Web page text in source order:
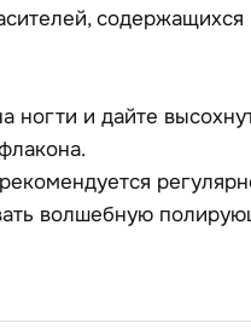
содержащихся
ногти и дайте
волшебную